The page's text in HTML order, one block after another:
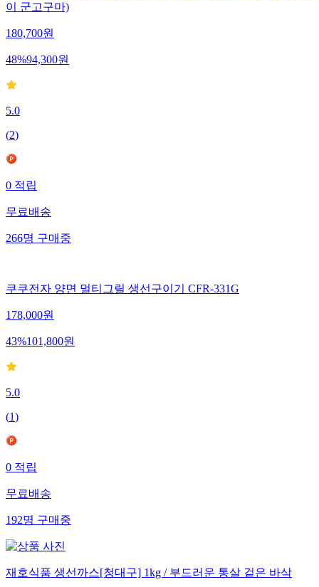
이 군고구마)
180,700원
48%94,300원
5.0
(2)
0 적립
무료배송
266명 구매중
쿠쿠전자 양면 멀티그릴 생선구이기 CFR-331G
178,000원
43%101,800원
5.0
(1)
0적립
무료배송
192명구매중
재호식품 생선까스[청대구] 1kg / 부드러운 통살 겉은 바삭